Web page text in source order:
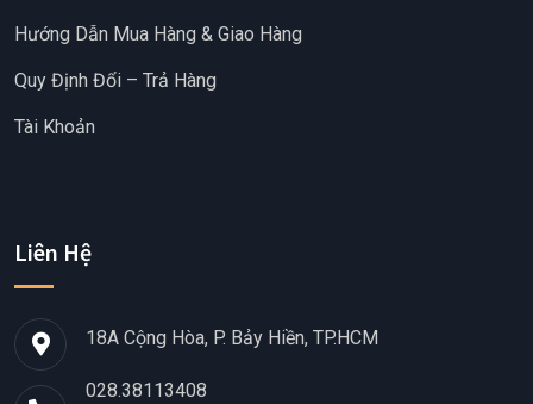
Hướng Dẫn Mua Hàng & Giao Hàng
Quy Định Đổi – Trả Hàng
Tài Khoản
Liên Hệ
18A Cộng Hòa, P. Bảy Hiền, TP.HCM
028.38113408